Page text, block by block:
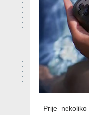
Prije